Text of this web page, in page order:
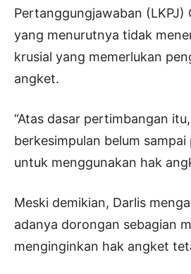
Pertanggungjawaban (LKPJ)
yang menurutnya tidak
krusial yang memerlukan
angket.
“Atas dasar pertimbangan
berkesimpulan belum
untuk menggunakan hak
Meski demikian, Darlis
adanya dorongan sebagian
menginginkan hak angket